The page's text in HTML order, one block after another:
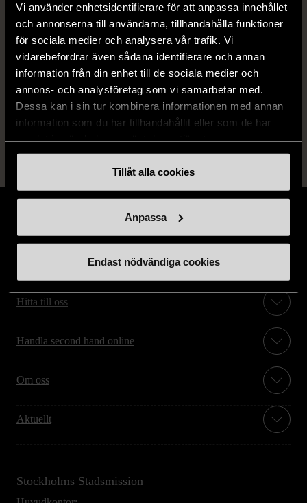
Vi använder enhetsidentifierare för att anpassa innehållet
och annonserna till användarna, tillhandahålla funktioner
för sociala medier och analysera vår trafik. Vi
vidarebefordrar även sådana identifierare och annan
information från din enhet till de sociala medier och
annons- och analysföretag som vi samarbetar med.
Dessa kan i sin tur kombinera informationen med annan
information som du har tillhandahållit eller som de har
Tillåt alla cookies
Anpassa
Endast nödvändiga cookies
Produkten är unik och finns enbart som 1 st i lager.
Fri frakt på alla köp över 990 kr.
14 dagars ångerrät.
Hitta till oss
Handla second hand online
Om oss
Aktuellt
Stockholms Stadsmission